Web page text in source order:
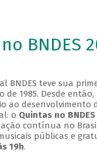
BNDES
BNDES teve sua
de 1985. Desde
ao desenvolvimento
o Quintas no BNDES
contínua no
públicas e
19h.